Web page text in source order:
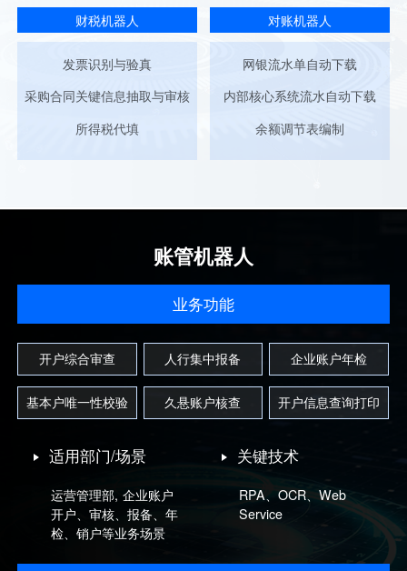
财税机器人
发票识别与验真
采购合同关键信息抽取与审核
所得税代填
对账机器人
网银流水单自动下载
内部核心系统流水自动下载
余额调节表编制
账管机器人
业务功能
开户综合审查 人行集中报备 企业账户年检
基本户唯一性校验 久悬账户核查 开户信息查询打印
适用部门/场景
运营管理部, 企业账户
开户、审核、报备、年
检、销户等业务场景
关键技术
RPA、OCR、Web
Service